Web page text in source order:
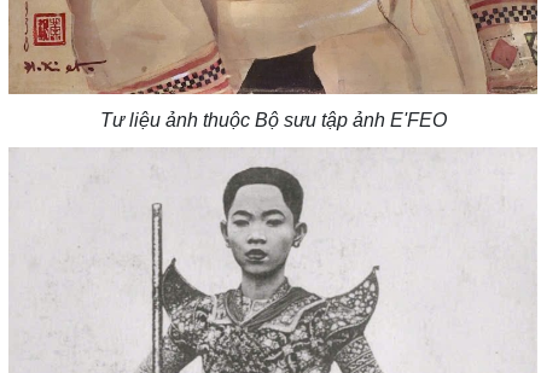
Tư liệu ảnh thuộc Bộ sưu tập ảnh E'FEO